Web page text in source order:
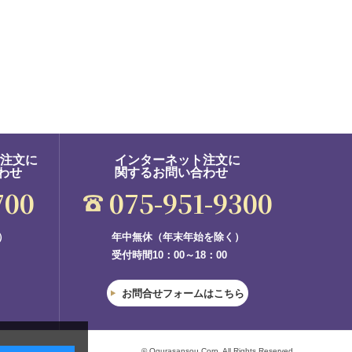
文に
せ
インターネット注文に
関するお問い合わせ
075-951-9300
年中無休（年末年始を除く）
受付時間10：00～18：00
お問合せフォームはこちら